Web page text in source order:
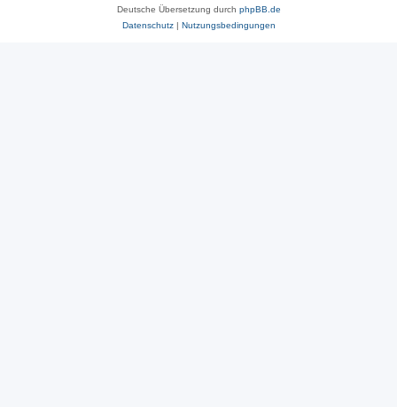
Deutsche Übersetzung durch phpBB.de
Datenschutz| Nutzungsbedingungen